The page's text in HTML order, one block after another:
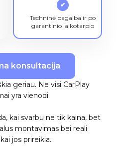
✔
Techninė pagalba ir po
garantinio laikotarpio
konsultacija
geriau. Ne visi CarPlay
yra vienodi.
kai svarbu ne tik kaina, bet
montavimas bei reali
jos prireikia.